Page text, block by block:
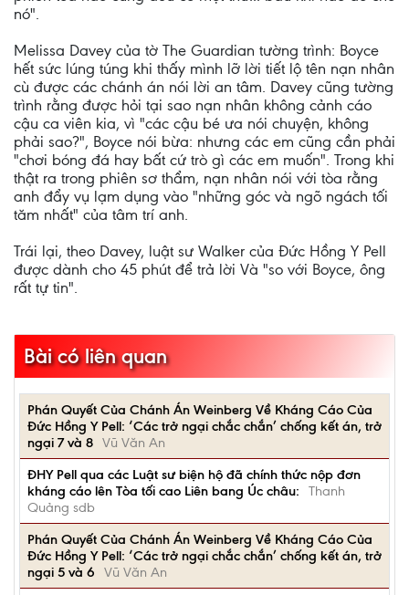
nó".
Melissa Davey của tờ The Guardian tường trình: Boyce
hết sức lúng túng khi thấy mình lỡ lời tiết lộ tên nạn nhân
cù được các chánh án nói lời an tâm. Davey cũng tường
trình rằng được hỏi tại sao nạn nhân không cảnh cáo
cậu ca viên kia, vì "các cậu bé ưa nói chuyện, không
phải sao?", Boyce nói bừa: nhưng các em cũng cần phải
"chơi bóng đá hay bất cứ trò gì các em muốn". Trong khi
thật ra trong phiên sơ thẩm, nạn nhân nói với tòa rằng
anh đẩy vụ lạm dụng vào "những góc và ngõ ngách tối
tăm nhất" của tâm trí anh.
Trái lại, theo Davey, luật sư Walker của Đức Hồng Y Pell
được dành cho 45 phút để trả lời Và "so với Boyce, ông
rất tự tin".
Bài có liên quan
Phán Quyết Của Chánh Án Weinberg Về Kháng Cáo Của
Đức Hồng Y Pell: ‘Các trở ngại chắc chắn’ chống kết án, trở
ngại 7 và 8 Vũ Văn An
ĐHY Pell qua các Luật sư biện hộ đã chính thức nộp đơn
kháng cáo lên Tòa tối cao Liên bang Úc châu:
Thanh
Quảng sdb
Phán Quyết Của Chánh Án Weinberg Về Kháng Cáo Của
Đức Hồng Y Pell: ‘Các trở ngại chắc chắn’ chống kết án, trở
ngại 5 và 6
Vũ Văn An